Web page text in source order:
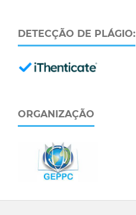
DETECÇÃO DE PLÁGIO:
ORGANIZAÇÃO